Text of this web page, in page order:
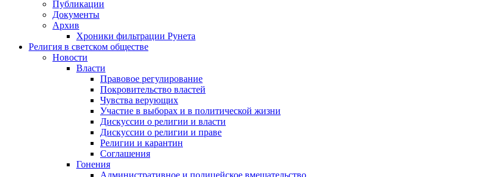
Публикации
Документы
Архив
Хроники фильтрации Рунета
Религия в светском обществе
Новости
Власти
Правовое регулирование
Покровительство властей
Чувства верующих
Участие в выборах и в политической жизни
Дискуссии о религии и власти
Дискуссии о религии и праве
Религии и карантин
Соглашения
Гонения